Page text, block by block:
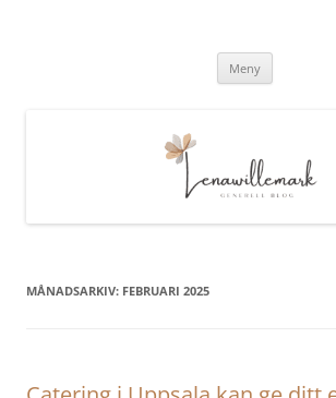
Meny Hoppa
innehåll
MÅNADSARKIV: FEBRUARI 2025